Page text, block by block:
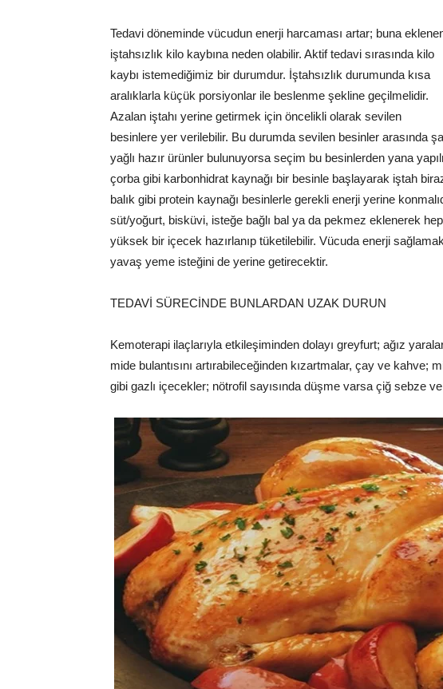
Tedavi döneminde vücudun enerji harcaması artar; buna
iştahsızlık kilo kaybına neden olabilir. Aktif tedavi sırasında kilo
kaybı istemediğimiz bir durumdur. İştahsızlık durumunda kısa
aralıklarla küçük porsiyonlar ile beslenme şekline geçilmelidir.
Azalan iştahı yerine getirmek için öncelikli olarak sevilen
besinlere yer verilebilir. Bu durumda sevilen besinler arasında
yağlı hazır ürünler bulunuyorsa seçim bu besinlerden yana
çorba gibi karbonhidrat kaynağı bir besinle başlayarak iştah
balık gibi protein kaynağı besinlerle gerekli enerji yerine
süt/yoğurt, bisküvi, isteğe bağlı bal ya da pekmez eklenerek
yüksek bir içecek hazırlanıp tüketilebilir. Vücuda enerji
yavaş yeme isteğini de yerine getirecektir.
TEDAVİ SÜRECİNDE BUNLARDAN UZAK DURUN
Kemoterapi ilaçlarıyla etkileşiminden dolayı greyfurt; ağız
mide bulantısını artırabileceğinden kızartmalar, çay ve kahve;
gibi gazlı içecekler; nötrofil sayısında düşme varsa çiğ sebze